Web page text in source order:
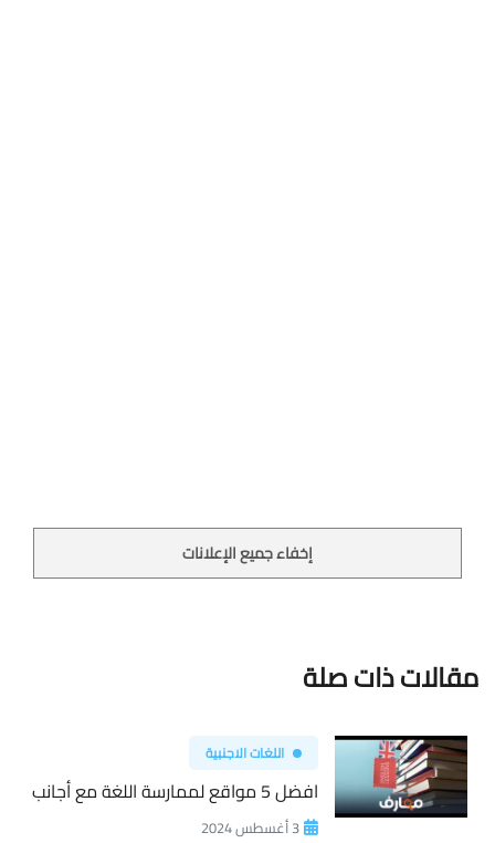
إخفاء جميع الإعلانات
مقالات ذات صلة
اللغات الاجنبية
افضل 5 مواقع لممارسة اللغة مع أجانب
3 أغسطس 2024